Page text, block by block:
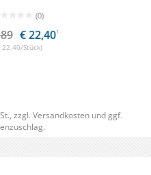
€ 22,401
Stück)
zzgl. Versandkosten und ggf.